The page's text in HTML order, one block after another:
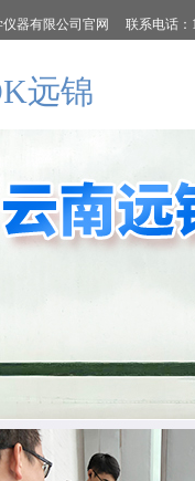
器有限公司官网 联系电话：
远锦